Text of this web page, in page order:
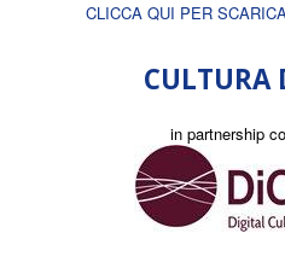
CLICCA QUI PER
CULTURA
in partnership